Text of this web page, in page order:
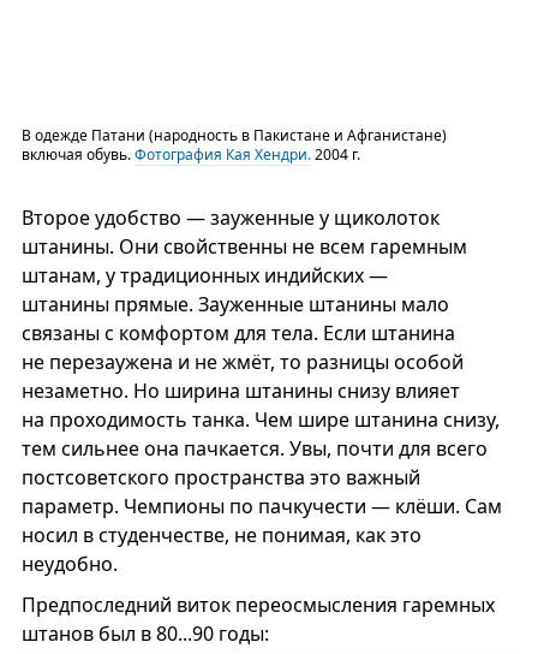
В одежде Патани (народность в Пакистане и Афганистане)
включая обувь.Фотография Кая Хендри.2004 г.
Второе удобство — зауженные у щиколоток
штанины. Они свойственны не всем гаремным
штанам, у традиционных индийских —
штанины прямые. Зауженные штанины мало
связаны с комфортом для тела. Если штанина
не перезаужена и не жмёт, то разницы особой
незаметно. Но ширина штанины снизу влияет
на проходимость танка. Чем шире штанина снизу,
тем сильнее она пачкается. Увы, почти для всего
постсоветского пространства это важный
параметр. Чемпионы по пачкучести — клёши. Сам
носил в студенчестве, не понимая, как это
неудобно.
Предпоследний виток переосмысления гаремных
штанов был в 80...90 годы: